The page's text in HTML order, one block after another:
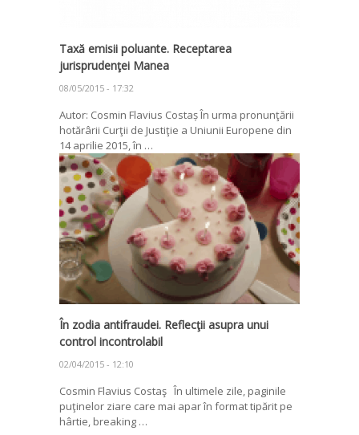
Taxă emisii poluante. Receptarea
jurisprudenţei Manea
08/05/2015 - 17:32
Autor: Cosmin Flavius Costaș În urma pronunţării
hotărârii Curţii de Justiţie a Uniunii Europene din
14 aprilie 2015, în …
În zodia antifraudei. Reflecţii asupra unui
control incontrolabil
02/04/2015 - 12:10
Cosmin Flavius Costaş În ultimele zile, paginile
puţinelor ziare care mai apar în format tipărit pe
hârtie, breaking …